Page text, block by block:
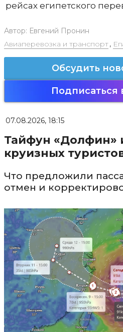
рейсах египетского
Автор: Евгений Пронин
Авиаперевозка и транспорт,
Обсудить
Подписаться
07.08.2026, 18:15
Тайфун «Долфин»
круизных
Что предложили
отмен и